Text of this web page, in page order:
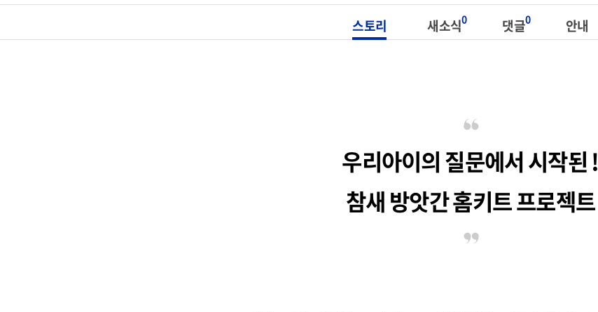
스토리 새소식0 댓글0 안내
우리아이의 질문에서 시작된 !
참새 방앗간 홈키트 프로젝트